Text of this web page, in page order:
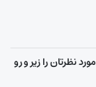
نظرتان را زیر و رو